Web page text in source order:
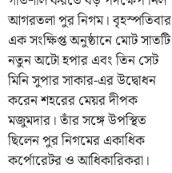
আগরতলা পুর নিগম। বৃহস্পতিবার
এক সংক্ষিপ্ত অনুষ্ঠানে মোট সাতটি
নতুন অটো হপার এবং তিন সেট
মিনি সুপার সাকার-এর উদ্বোধন
করেন শহরের মেয়র দীপক
মজুমদার। তাঁর সঙ্গে উপস্থিত
ছিলেন পুর নিগমের একাধিক
কর্পোরেটর ও আধিকারিকরা।